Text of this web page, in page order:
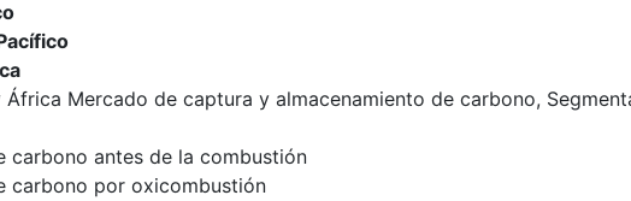
África Mercado de captura y almacenamiento de carbono,
carbono antes de la combustión
carbono por oxicombustión